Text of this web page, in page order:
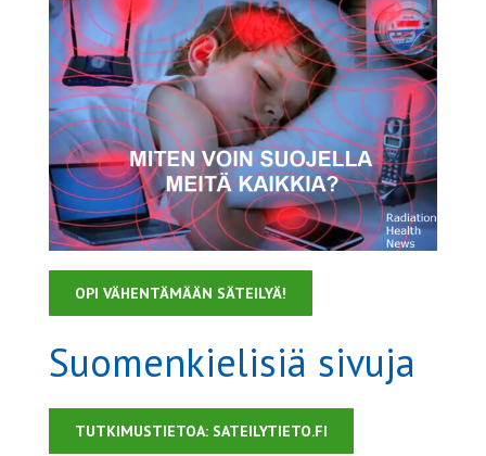
OPI VÄHENTÄMÄÄN SÄTEILYÄ!
Suomenkielisiä sivuja
TUTKIMUSTIETOA: SATEILYTIETO.FI